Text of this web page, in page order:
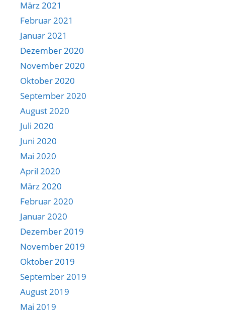
März 2021
Februar 2021
Januar 2021
Dezember 2020
November 2020
Oktober 2020
September 2020
August 2020
Juli 2020
Juni 2020
Mai 2020
April 2020
März 2020
Februar 2020
Januar 2020
Dezember 2019
November 2019
Oktober 2019
September 2019
August 2019
Mai 2019